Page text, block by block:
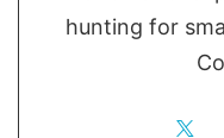
hunting for